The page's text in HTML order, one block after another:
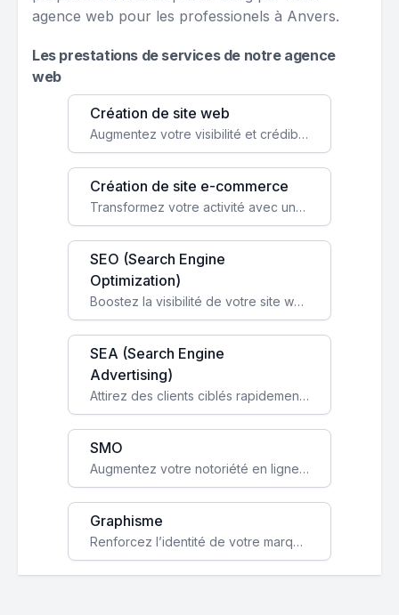
agence web pour les professionels à Anvers.
Les prestations de services de notre agence
web
Création de site web
Augmentez votre visibilité et crédibilité en ligne avec un site web performant, conçu pour attirer plus de clients.
Création de site e-commerce
Transformez votre activité avec une boutique en ligne, accessible à l'échelle mondiale 24/7.
SEO (Search Engine
Optimization)
Boostez la visibilité de votre site web sur Google et attirez du trafic qualifié grâce à nos stratégies SEO.
SEA (Search Engine
Advertising)
Attirez des clients ciblés rapidement avec des campagnes publicitaires payantes optimisées pour vos objectifs.
SMO
Augmentez votre notoriété en ligne et stimulez la croissance de votre entreprise grâce à une stratégie sociale sur mesure.
Graphisme
Renforcez l’identité de votre marque avec un design unique qui capte l’attention et engage vos clients.